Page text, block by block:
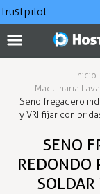
Trustpilot
Inicio
Maquinaria
Seno fregadero
y VRI fijar con
SENO
REDONDO